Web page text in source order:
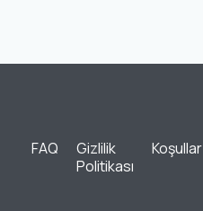
FAQ
Gizlilik
Politikası
Koşullar